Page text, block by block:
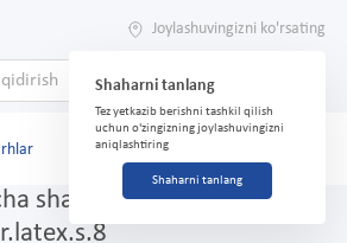
Joylashuvingizni ko'rsating
Shaharni tanlang
Tez yetkazib berishni tashkil qilish
uchun o'zingizning joylashuvingizni
aniqlashtiring
Shaharni tanlang
sharhlar Jarrohlik